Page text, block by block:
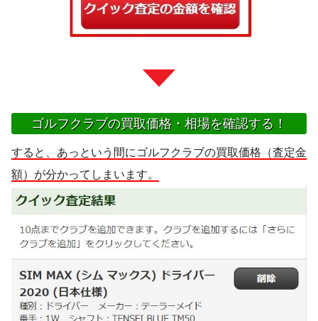
ゴルフクラブの買取価格・相場を確認する！
すると、あっという間にゴルフクラブの買取価格（査定金
額）が分かってしまいます。